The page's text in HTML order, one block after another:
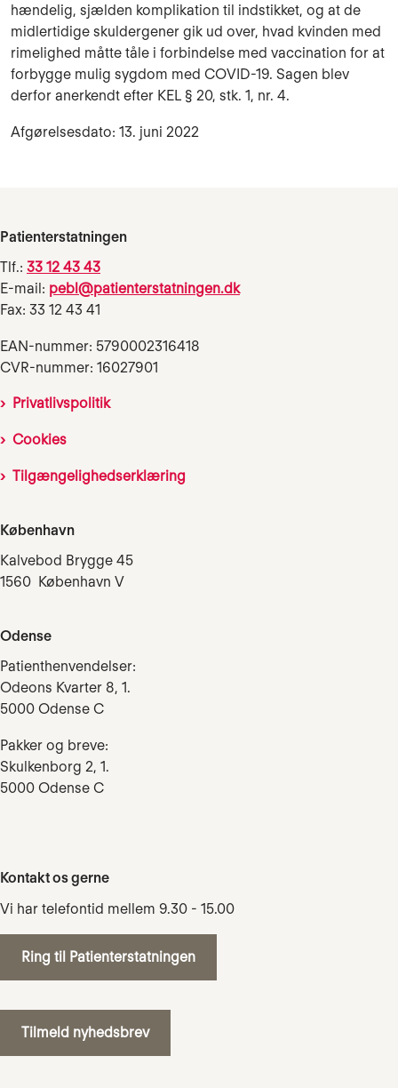
hændelig, sjælden komplikation til indstikket, og at de
midlertidige skuldergener gik ud over, hvad kvinden med
rimelighed måtte tåle i forbindelse med vaccination for at
forbygge mulig sygdom med COVID-19. Sagen blev
derfor anerkendt efter KEL § 20, stk. 1, nr. 4.
Afgørelsesdato: 13. juni 2022
Patienterstatningen
Tlf.: 33 12 43 43
E-mail: pebl@patienterstatningen.dk
Fax: 33 12 43 41
EAN-nummer: 5790002316418
CVR-nummer: 16027901
Privatlivspolitik
Cookies
Tilgængelighedserklæring
København
Kalvebod Brygge 45
1560 København V
Odense
Patienthenvendelser:
Odeons Kvarter 8, 1.
5000 Odense C
Pakker og breve:
Skulkenborg 2, 1.
5000 Odense C
Kontakt os gerne
Vi har telefontid mellem 9.30 - 15.00
Ring til Patienterstatningen
Tilmeld nyhedsbrev